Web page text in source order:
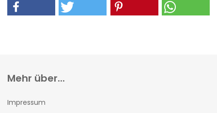
Mehr über...
Impressum